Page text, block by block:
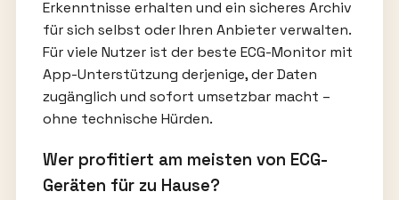
Erkenntnisse erhalten und ein sicheres Archiv
für sich selbst oder Ihren Anbieter verwalten.
Für viele Nutzer ist der beste ECG-Monitor mit
App-Unterstützung derjenige, der Daten
zugänglich und sofort umsetzbar macht –
ohne technische Hürden.
Wer profitiert am meisten von ECG-
Geräten für zu Hause?